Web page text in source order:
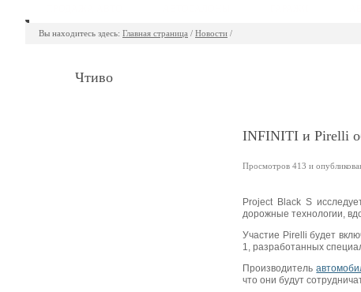
Вы находитесь здесь: Главная страница / Новости /
Чтиво
INFINITI и Pirelli
Просмотров 413 и
Project Black S
дорожные технологии,
Участие Pirelli будет
1, разработанных
Производитель
что они будут